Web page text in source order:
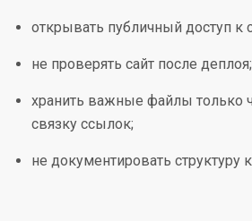
открывать публичный доступ
не проверять сайт после деплоя;
хранить важные файлы только
связку ссылок;
не документировать структуру